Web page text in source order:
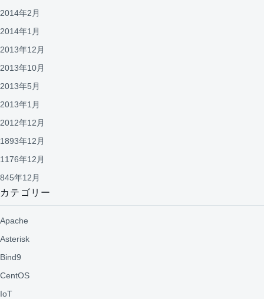
2014年2月
2014年1月
2013年12月
2013年10月
2013年5月
2013年1月
2012年12月
1893年12月
1176年12月
845年12月
カテゴリー
Apache
Asterisk
Bind9
CentOS
IoT